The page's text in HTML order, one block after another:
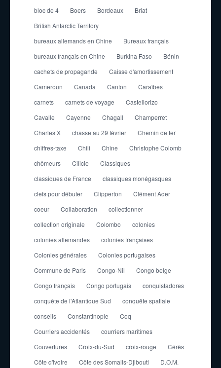
bloc de 4
Boers Bordeaux
Briat
British Antarctic Territory
bureaux allemands en Chine
Bureaux français
bureaux français en Chine
Burkina Faso
Bénin
cachets de propagande
Caisse d'amortissement
Cameroun
Canada Canton
Caraïbes
carnets
carnets de voyage
Castellorizo
Cavalle
Cayenne Chagall
Champerret
Charles X
chasse au 29 février
Chemin de fer
chiffres-taxe
Chili Chine
Christophe Colomb
chômeurs
Cilicie
Classiques
classiques de France
classiques monégasques
clefs pour débuter
Clipperton
Clément Ader
coeur
Collaboration
collectionner
collection originale
Colombo
colonies
colonies allemandes
colonies françaises
Colonies générales
Colonies portugaises
Commune de Paris
Congo-Nil
Congo belge
Congo français
Congo portugais
conquistadores
conquête de l'Atlantique Sud
conquête spatiale
conseils
Constantinople
Coq
Courriers accidentés
courriers maritimes
Couvertures
Croix-du-Sud croix-rouge
Cérès
Côte d'Ivoire
Côte des Somalis-Djibouti
D.O.M.